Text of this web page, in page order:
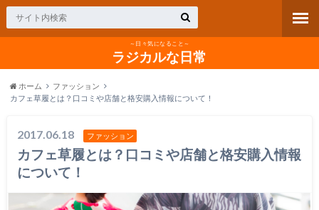
～日々気になること～
ラジカルな日常
ホーム
ファッション
カフェ草履とは？口コミや店舗と格安購入情報について！
2017.06.18 ファッション
カフェ草履とは？口コミや店舗と格安購入情報
について！